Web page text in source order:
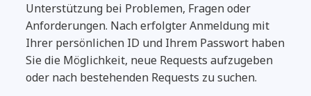
Unterstützung bei Problemen, Fragen oder
Anforderungen. Nach erfolgter Anmeldung mit
Ihrer persönlichen ID und Ihrem Passwort haben
Sie die Möglichkeit, neue Requests aufzugeben
oder nach bestehenden Requests zu suchen.